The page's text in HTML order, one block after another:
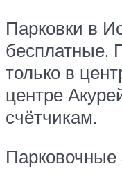
Парковки в
бесплатные.
только в
центре
счётчикам.
Парковочные